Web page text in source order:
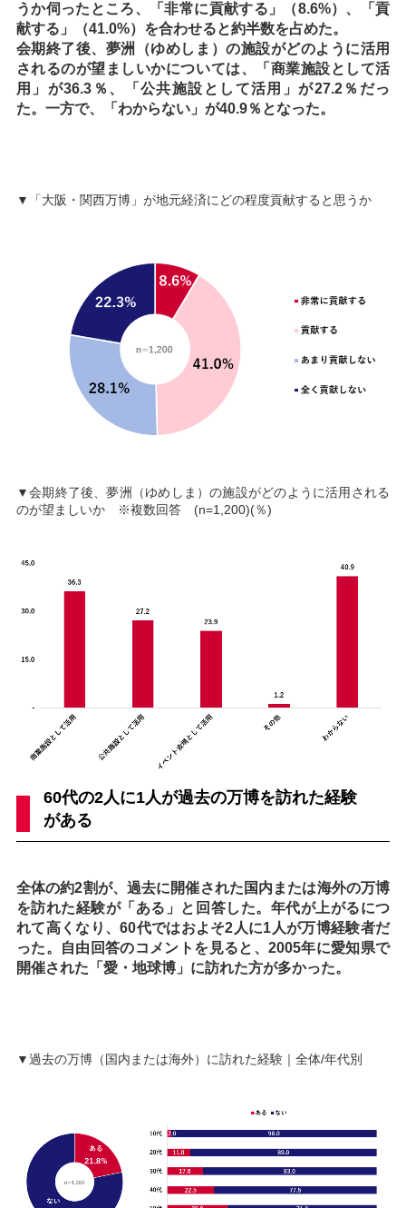
うか伺ったところ、「非常に貢献する」（8.6%）、「貢
献する」（41.0%）を合わせると約半数を占めた。
会期終了後、夢洲（ゆめしま）の施設がどのように活用
されるのが望ましいかについては、「商業施設として活
用」が36.3％、「公共施設として活用」が27.2％だっ
た。一方で、「わからない」が40.9％となった。
▼「大阪・関西万博」が地元経済にどの程度貢献すると思うか
▼会期終了後、夢洲（ゆめしま）の施設がどのように活用される
のが望ましいか ※複数回答 (n=1,200)(％)
60代の2人に1人が過去の万博を訪れた経験
がある
全体の約2割が、過去に開催された国内または海外の万博
を訪れた経験が「ある」と回答した。年代が上がるにつ
れて高くなり、60代ではおよそ2人に1人が万博経験者だ
った。自由回答のコメントを見ると、2005年に愛知県で
開催された「愛・地球博」に訪れた方が多かった。
▼過去の万博（国内または海外）に訪れた経験｜全体/年代別